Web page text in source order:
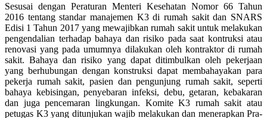
Sesusai dengan Peraturan Menteri Kesehatan Nomor 66 Tahun
2016 tentang standar manajemen K3 di rumah sakit dan SNARS
Edisi 1 Tahun 2017 yang mewajibkan rumah sakit untuk melakukan
pengendalian terhadap bahaya dan risiko pada saat kontruksi atau
renovasi yang pada umumnya dilakukan oleh kontraktor di rumah
sakit. Bahaya dan risiko yang dapat ditimbulkan oleh pekerjaan
yang berhubungan dengan konstruksi dapat membahayakan para
pekerja rumah sakit, pasien dan pengunjung rumah sakit, seperti
bahaya kebisingan, penyebaran infeksi, debu, getaran, kebakaran
dan juga pencemaran lingkungan. Komite K3 rumah sakit atau
petugas K3 yang ditunjukan wajib melakukan dan menerapkan Pra-